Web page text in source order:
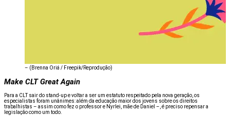
– (Brenna Oriá / Freepik/Reprodução)
Make CLT Great Again
Para a CLT sair do stand-up e voltar a ser um estatuto respeitado pela nova geração, os
especialistas foram unânimes: além da educação maior dos jovens sobre os direitos
trabalhistas – assim como fez o professor e Nyrlei, mãe de Daniel –, é preciso repensar a
legislação como um todo.